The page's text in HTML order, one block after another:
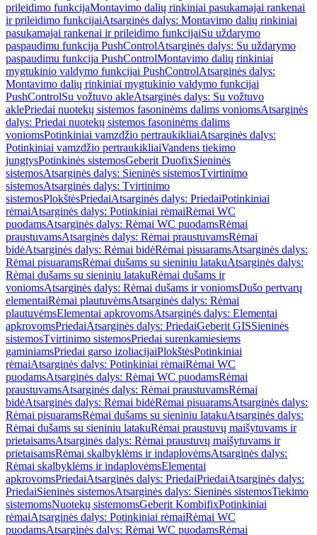
prileidimo funkcijaMontavimo dalių rinkiniai pasukamajai rankenai
ir prileidimo funkcijaiAtsarginės dalys: Montavimo dalių rinkiniai
pasukamajai rankenai ir prileidimo funkcijaiSu uždarymo
paspaudimu funkcija PushControlAtsarginės dalys: Su uždarymo
paspaudimu funkcija PushControlMontavimo dalių rinkiniai
mygtukinio valdymo funkcijai PushControlAtsarginės dalys:
Montavimo dalių rinkiniai mygtukinio valdymo funkcijai
PushControlSu vožtuvo akleAtsarginės dalys: Su vožtuvo
aklePriedai nuotekų sistemos fasoninėms dalims voniomsAtsarginės
dalys: Priedai nuotekų sistemos fasoninėms dalims
voniomsPotinkiniai vamzdžio pertraukikliaiAtsarginės dalys:
Potinkiniai vamzdžio pertraukikliaiVandens tiekimo
jungtysPotinkinės sistemosGeberit DuofixSieninės
sistemosAtsarginės dalys: Sieninės sistemosTvirtinimo
sistemosAtsarginės dalys: Tvirtinimo
sistemosPlokštėsPriedaiAtsarginės dalys: PriedaiPotinkiniai
rėmaiAtsarginės dalys: Potinkiniai rėmaiRėmai WC
puodamsAtsarginės dalys: Rėmai WC puodamsRėmai
praustuvamsAtsarginės dalys: Rėmai praustuvamsRėmai
bidėAtsarginės dalys: Rėmai bidėRėmai pisuaramsAtsarginės dalys:
Rėmai pisuaramsRėmai dušams su sieniniu latakuAtsarginės dalys:
Rėmai dušams su sieniniu latakuRėmai dušams ir
voniomsAtsarginės dalys: Rėmai dušams ir voniomsDušo pertvarų
elementaiRėmai plautuvėmsAtsarginės dalys: Rėmai
plautuvėmsElementai apkrovomsAtsarginės dalys: Elementai
apkrovomsPriedaiAtsarginės dalys: PriedaiGeberit GISSieninės
sistemosTvirtinimo sistemosPriedai surenkamiesiems
gaminiamsPriedai garso izoliacijaiPlokštėsPotinkiniai
rėmaiAtsarginės dalys: Potinkiniai rėmaiRėmai WC
puodamsAtsarginės dalys: Rėmai WC puodamsRėmai
praustuvamsAtsarginės dalys: Rėmai praustuvamsRėmai
bidėAtsarginės dalys: Rėmai bidėRėmai pisuaramsAtsarginės dalys:
Rėmai pisuaramsRėmai dušams su sieniniu latakuAtsarginės dalys:
Rėmai dušams su sieniniu latakuRėmai praustuvų maišytuvams ir
prietaisamsAtsarginės dalys: Rėmai praustuvų maišytuvams ir
prietaisamsRėmai skalbyklėms ir indaplovėmsAtsarginės dalys:
Rėmai skalbyklėms ir indaplovėmsElementai
apkrovomsPriedaiAtsarginės dalys: PriedaiPriedaiAtsarginės dalys:
PriedaiSieninės sistemosAtsarginės dalys: Sieninės sistemosTiekimo
sistemomsNuotekų sistemomsGeberit KombifixPotinkiniai
rėmaiAtsarginės dalys: Potinkiniai rėmaiRėmai WC
puodamsAtsarginės dalys: Rėmai WC puodamsRėmai